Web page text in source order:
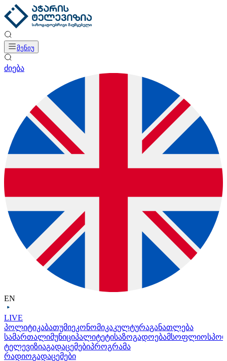
მენიუ
ძიება
EN
LIVE
პოლიტიკაბათუმიეკონომიკაკულტურაგანათლება
სამართალიმუნიციპალიტეტისაზოგადოებამსოფლიო
ტელევიზიაგადაცემებიპროგრამა
რადიოგადაცემები